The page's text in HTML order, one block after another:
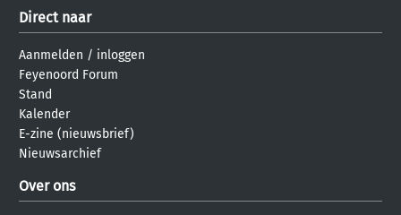
Direct naar
Aanmelden / inloggen
Feyenoord Forum
Stand
Kalender
E-zine (nieuwsbrief)
Nieuwsarchief
Over ons